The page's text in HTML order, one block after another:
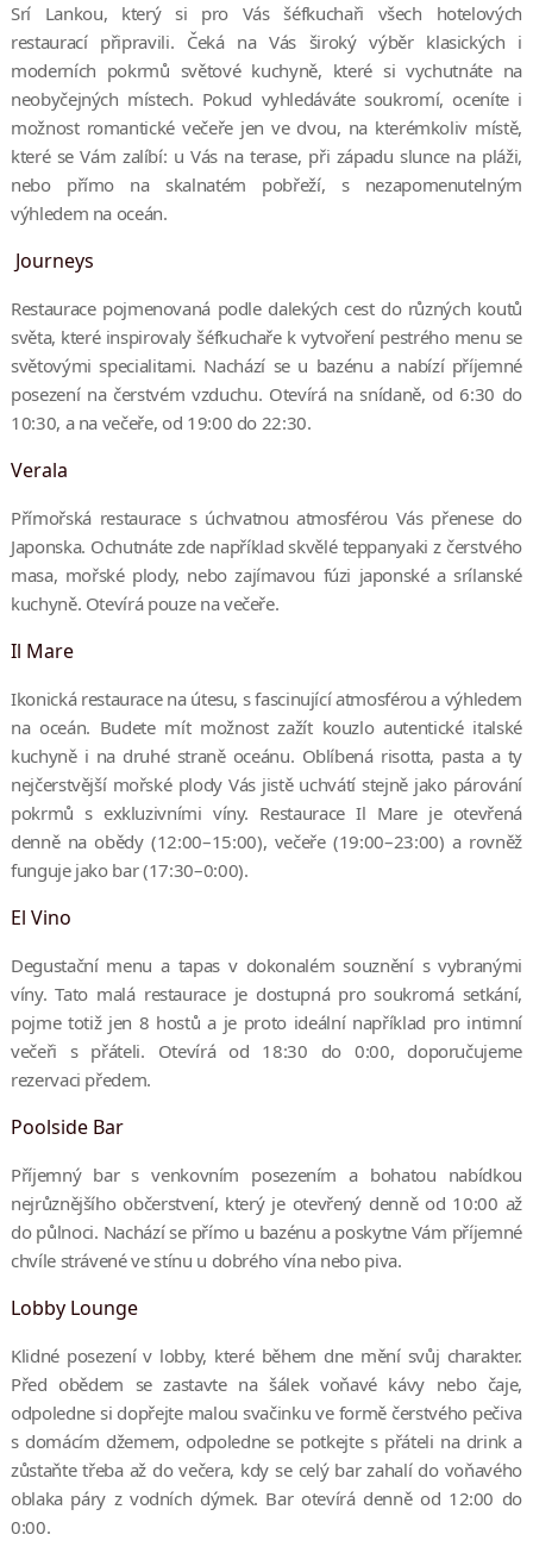
Srí Lankou, který si pro Vás šéfkuchaři všech hotelových
restaurací připravili. Čeká na Vás široký výběr klasických i
moderních pokrmů světové kuchyně, které si vychutnáte na
neobyčejných místech. Pokud vyhledáváte soukromí, oceníte i
možnost romantické večeře jen ve dvou, na kterémkoliv místě,
které se Vám zalíbí: u Vás na terase, při západu slunce na pláži,
nebo přímo na skalnatém pobřeží, s nezapomenutelným
výhledem na oceán.
Journeys
Restaurace pojmenovaná podle dalekých cest do různých koutů
světa, které inspirovaly šéfkuchaře k vytvoření pestrého menu se
světovými specialitami. Nachází se u bazénu a nabízí příjemné
posezení na čerstvém vzduchu. Otevírá na snídaně, od 6:30 do
10:30, a na večeře, od 19:00 do 22:30.
Verala
Přímořská restaurace s úchvatnou atmosférou Vás přenese do
Japonska. Ochutnáte zde například skvělé teppanyaki z čerstvého
masa, mořské plody, nebo zajímavou fúzi japonské a srílanské
kuchyně. Otevírá pouze na večeře.
Il Mare
Ikonická restaurace na útesu, s fascinující atmosférou a výhledem
na oceán. Budete mít možnost zažít kouzlo autentické italské
kuchyně i na druhé straně oceánu. Oblíbená risotta, pasta a ty
nejčerstvější mořské plody Vás jistě uchvátí stejně jako párování
pokrmů s exkluzivními víny. Restaurace Il Mare je otevřená
denně na obědy (12:00–15:00), večeře (19:00–23:00) a rovněž
funguje jako bar (17:30–0:00).
El Vino
Degustační menu a tapas v dokonalém souznění s vybranými
víny. Tato malá restaurace je dostupná pro soukromá setkání,
pojme totiž jen 8 hostů a je proto ideální například pro intimní
večeři s přáteli. Otevírá od 18:30 do 0:00, doporučujeme
rezervaci předem.
Poolside Bar
Příjemný bar s venkovním posezením a bohatou nabídkou
nejrůznějšího občerstvení, který je otevřený denně od 10:00 až
do půlnoci. Nachází se přímo u bazénu a poskytne Vám příjemné
chvíle strávené ve stínu u dobrého vína nebo piva.
Lobby Lounge
Klidné posezení v lobby, které během dne mění svůj charakter.
Před obědem se zastavte na šálek voňavé kávy nebo čaje,
odpoledne si dopřejte malou svačinku ve formě čerstvého pečiva
s domácím džemem, odpoledne se potkejte s přáteli na drink a
zůstaňte třeba až do večera, kdy se celý bar zahalí do voňavého
oblaka páry z vodních dýmek. Bar otevírá denně od 12:00 do
0:00.